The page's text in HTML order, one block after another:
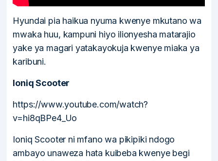
Hyundai pia haikua nyuma kwenye mkutano wa
mwaka huu, kampuni hiyo ilionyesha matarajio
yake ya magari yatakayokuja kwenye miaka ya
karibuni.
Ioniq Scooter
https://www.youtube.com/watch?
v=hi8qBPe4_Uo
Ioniq Scooter ni mfano wa pikipiki ndogo
ambayo unaweza hata kuibeba kwenye begi